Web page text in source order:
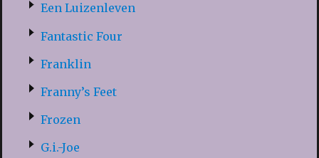
Een Luizenleven
Fantastic Four
Franklin
Franny’s Feet
Frozen
G.i.-Joe